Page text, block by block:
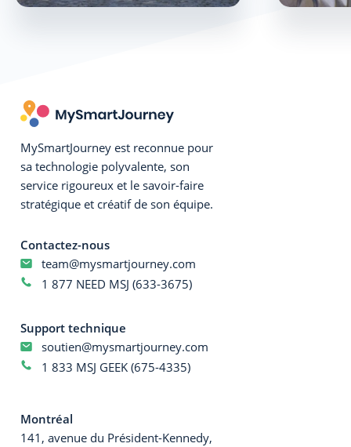
MySmartJourney est reconnue pour
sa technologie polyvalente, son
service rigoureux et le savoir-faire
stratégique et créatif de son équipe.
Contactez-nous
team@mysmartjourney.com
1 877 NEED MSJ (633-3675)
Support technique
soutien@mysmartjourney.com
1 833 MSJ GEEK (675-4335)
Montréal
141, avenue du Président-Kennedy,